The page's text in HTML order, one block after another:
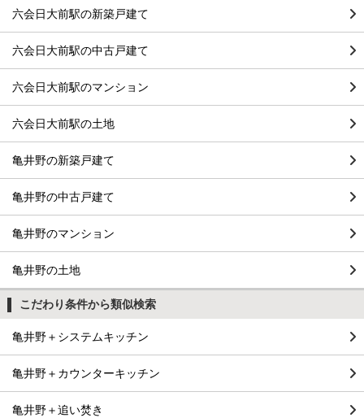
六会日大前駅の新築戸建て
六会日大前駅の中古戸建て
六会日大前駅のマンション
六会日大前駅の土地
亀井野の新築戸建て
亀井野の中古戸建て
亀井野のマンション
亀井野の土地
こだわり条件から類似検索
亀井野＋システムキッチン
亀井野＋カウンターキッチン
亀井野＋追い焚き